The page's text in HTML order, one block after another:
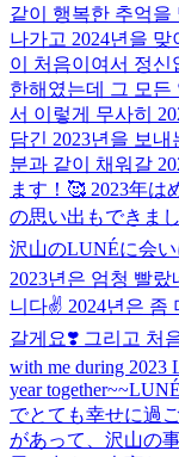
같이 행복한 추억
나가고 2024년을
이 처음이여서 정신
한해였는데 그 모든
서 이렇게 무사히
담긴 2023년을 보
분과 같이 채워갈
ます！🥰 2023年
の思い出もできま
沢山のLUNÉに会
2023년은 엄청 빨
니다✌️ 2024년은 좀
갈게요❣️ 그리고 처
with me during 2023
year together~~
でとても幸せに過
があって、沢山の